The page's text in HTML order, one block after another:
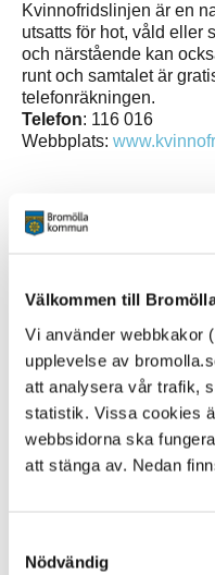
Välkommen till
Vi använder webbkakor
upplevelse av
att analysera vår trafik,
statistik. Vissa cookies
webbsidorna ska
att stänga av. Nedan
Nödvändig
Kvinnofridslinjen är en
utsatts för hot, våld eller
och närstående kan
runt och samtalet är
telefonräkningen.
Telefon: 116 016
Webbplats:
Brottsofferjouren
personer som utsatts för
anhörig eller närstående
och vara anonym om
Telefon: 0200-21 20 19
Webbplats:www.boj.se
Nationella